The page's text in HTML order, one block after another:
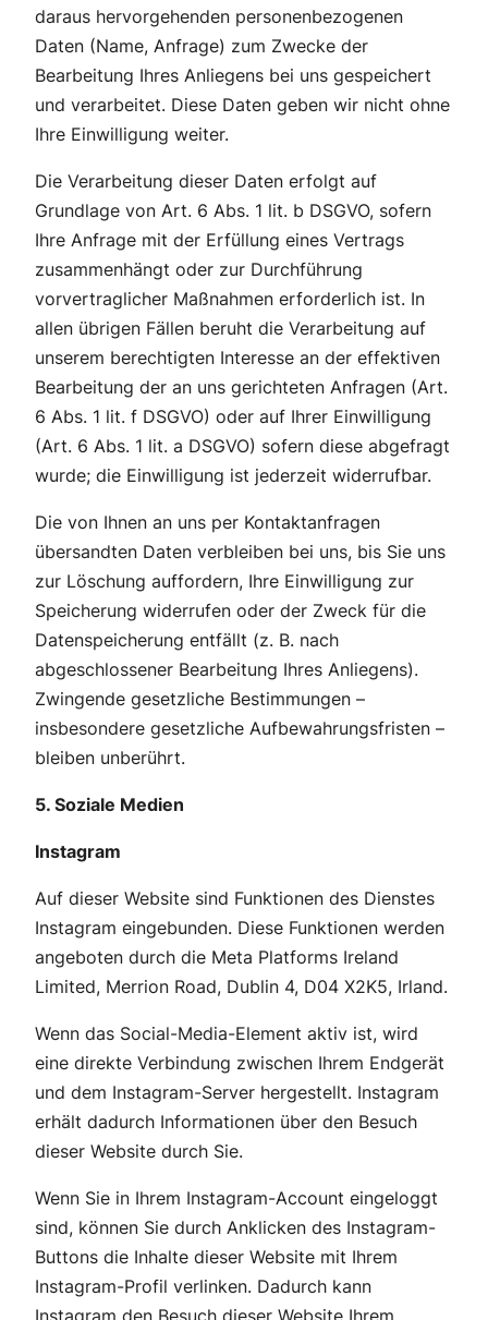
daraus hervorgehenden personenbezogenen
Daten (Name, Anfrage) zum Zwecke der
Bearbeitung Ihres Anliegens bei uns gespeichert
und verarbeitet. Diese Daten geben wir nicht ohne
Ihre Einwilligung weiter.
Die Verarbeitung dieser Daten erfolgt auf
Grundlage von Art. 6 Abs. 1 lit. b DSGVO, sofern
Ihre Anfrage mit der Erfüllung eines Vertrags
zusammenhängt oder zur Durchführung
vorvertraglicher Maßnahmen erforderlich ist. In
allen übrigen Fällen beruht die Verarbeitung auf
unserem berechtigten Interesse an der effektiven
Bearbeitung der an uns gerichteten Anfragen (Art.
6 Abs. 1 lit. f DSGVO) oder auf Ihrer Einwilligung
(Art. 6 Abs. 1 lit. a DSGVO) sofern diese abgefragt
wurde; die Einwilligung ist jederzeit widerrufbar.
Die von Ihnen an uns per Kontaktanfragen
übersandten Daten verbleiben bei uns, bis Sie uns
zur Löschung auffordern, Ihre Einwilligung zur
Speicherung widerrufen oder der Zweck für die
Datenspeicherung entfällt (z. B. nach
abgeschlossener Bearbeitung Ihres Anliegens).
Zwingende gesetzliche Bestimmungen –
insbesondere gesetzliche Aufbewahrungsfristen –
bleiben unberührt.
5. Soziale Medien
Instagram
Auf dieser Website sind Funktionen des Dienstes
Instagram eingebunden. Diese Funktionen werden
angeboten durch die Meta Platforms Ireland
Limited, Merrion Road, Dublin 4, D04 X2K5, Irland.
Wenn das Social-Media-Element aktiv ist, wird
eine direkte Verbindung zwischen Ihrem Endgerät
und dem Instagram-Server hergestellt. Instagram
erhält dadurch Informationen über den Besuch
dieser Website durch Sie.
Wenn Sie in Ihrem Instagram-Account eingeloggt
sind, können Sie durch Anklicken des Instagram-
Buttons die Inhalte dieser Website mit Ihrem
Instagram-Profil verlinken. Dadurch kann